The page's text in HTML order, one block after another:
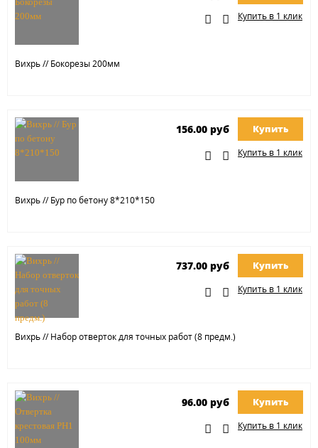
Вихрь // Бокорезы 200мм
Купить в 1 клик
Вихрь // Бур по бетону 8*210*150
156.00 руб Купить
Купить в 1 клик
Вихрь // Набор отверток для точных работ (8 предм.)
737.00 руб Купить
Купить в 1 клик
96.00 руб Купить
Купить в 1 клик